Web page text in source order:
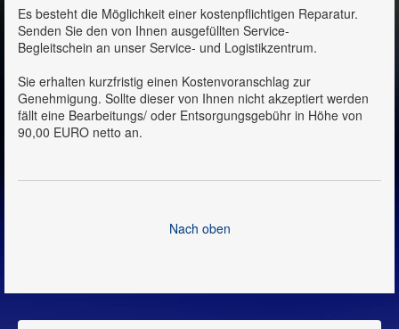
Es besteht die Möglichkeit einer kostenpflichtigen Reparatur.
Senden Sie den von Ihnen ausgefüllten Service-
Begleitschein an unser Service- und Logistikzentrum.
Sie erhalten kurzfristig einen Kostenvoranschlag zur
Genehmigung. Sollte dieser von Ihnen nicht akzeptiert werden
fällt eine Bearbeitungs/ oder Entsorgungsgebühr in Höhe von
90,00 EURO netto an.
Nach oben